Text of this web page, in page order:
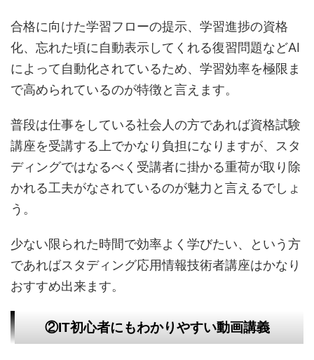
合格に向けた学習フローの提示、学習進捗の資格
化、忘れた頃に自動表示してくれる復習問題などAI
によって自動化されているため、学習効率を極限ま
で高められているのが特徴と言えます。
普段は仕事をしている社会人の方であれば資格試験
講座を受講する上でかなり負担になりますが、スタ
ディングではなるべく受講者に掛かる重荷が取り除
かれる工夫がなされているのが魅力と言えるでしょ
う。
少ない限られた時間で効率よく学びたい、という方
であればスタディング応用情報技術者講座はかなり
おすすめ出来ます。
②IT初心者にもわかりやすい動画講義